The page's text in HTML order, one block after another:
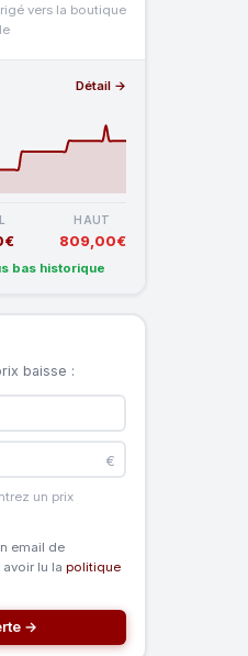
vers la boutique
Détail →
HAUT
809,00€
bas historique
baisse :
€
un prix
email de
lu la politique
→